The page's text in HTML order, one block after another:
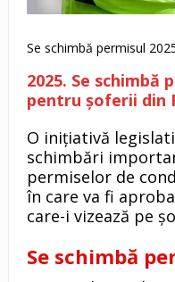
Se schimbă permisul
2025. Se schimbă
pentru șoferii din
O inițiativă
schimbări
permiselor de
în care va fi
care-i vizează pe
Se schimbă